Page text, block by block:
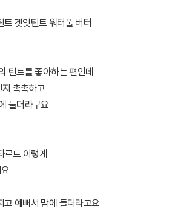
트 겟잇틴트 워터풀 버터
틴트를 좋아하는 편인데
지 촉촉하고
들더라구요
트 이렇게
고 예뻐서 맘에 들더라고요